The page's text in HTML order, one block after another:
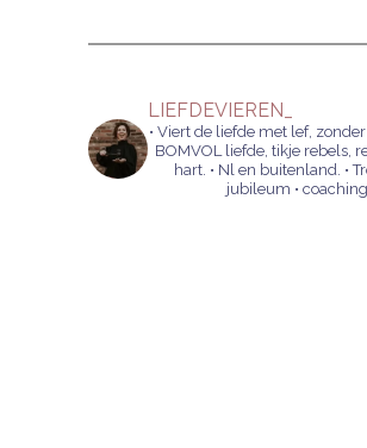
LIEFDEVIEREN_
• Viert de liefde met lef, zonder
BOMVOL liefde, tikje rebels,
hart. • Nl en buitenland. •
jubileum • coaching